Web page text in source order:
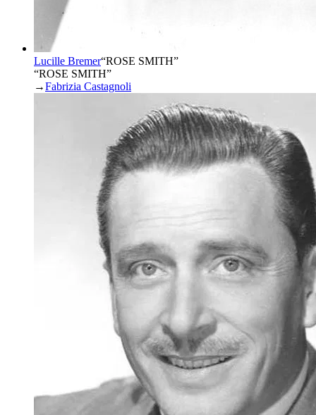
Lucille Bremer“ROSE SMITH”
“ROSE SMITH”
→Fabrizia Castagnoli